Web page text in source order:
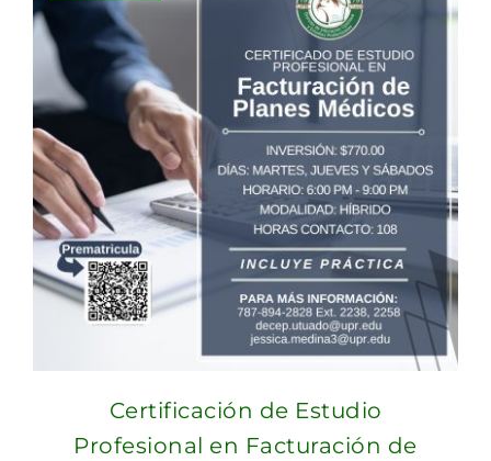
Certificación de Estudio
Profesional en Facturación de